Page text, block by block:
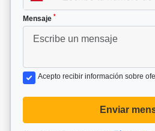
Mensaje *
Acepto recibir información sobre
Enviar